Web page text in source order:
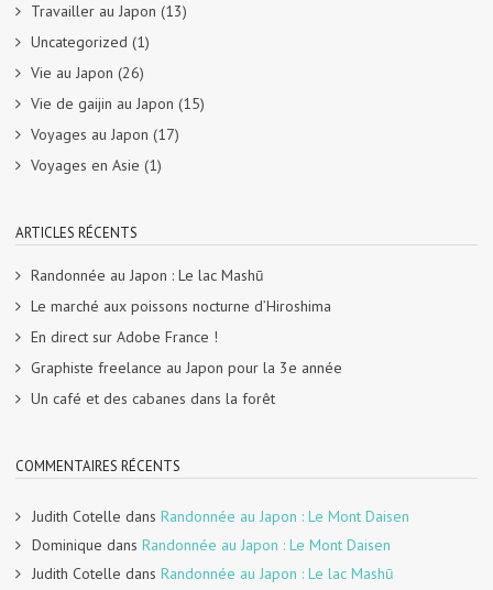
Travailler au Japon (13)
Uncategorized (1)
Vie au Japon (26)
Vie de gaijin au Japon (15)
Voyages au Japon (17)
Voyages en Asie (1)
ARTICLES RÉCENTS
Randonnée au Japon : Le lac Mashū
Le marché aux poissons nocturne d’Hiroshima
En direct sur Adobe France !
Graphiste freelance au Japon pour la 3e année
Un café et des cabanes dans la forêt
COMMENTAIRES RÉCENTS
Judith Cotelle dans Randonnée au Japon : Le Mont Daisen
Dominique dans Randonnée au Japon : Le Mont Daisen
Judith Cotelle dans Randonnée au Japon : Le lac Mashū